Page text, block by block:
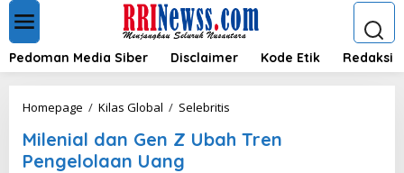
t
Pedoman Media Siber Disclaimer Kode Etik Redaksi
Homepage / Kilas Global / Selebritis
l
Milenial dan Gen Z Ubah Tren
Pengelolaan Uang